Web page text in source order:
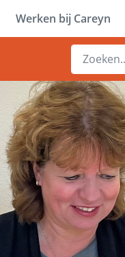
Werken bij Careyn